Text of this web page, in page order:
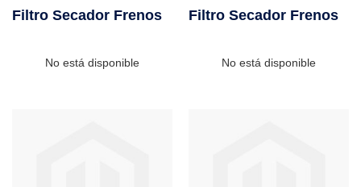
Filtro Secador Frenos
No está disponible
Filtro Secador Frenos
No está disponible